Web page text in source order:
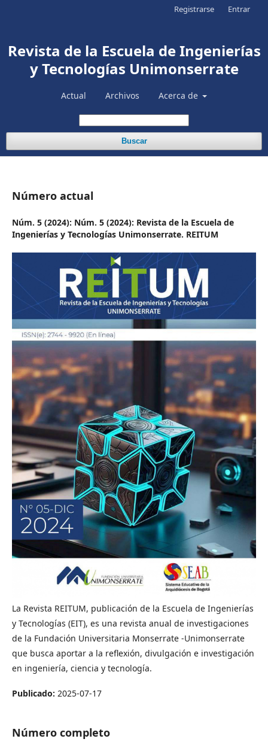
Revista de la Escuela de Ingenierías
y Tecnologías Unimonserrate
Actual Archivos Acerca de
Buscar
Registrarse Entrar
Número actual
Núm. 5 (2024): Núm. 5 (2024): Revista de la Escuela de
Ingenierías y Tecnologías Unimonserrate. REITUM
La Revista REITUM, publicación de la Escuela de Ingenierías
y Tecnologías (EIT), es una revista anual de investigaciones
de la Fundación Universitaria Monserrate -Unimonserrate
que busca aportar a la reflexión, divulgación e investigación
en ingeniería, ciencia y tecnología.
Publicado: 2025-07-17
Número completo